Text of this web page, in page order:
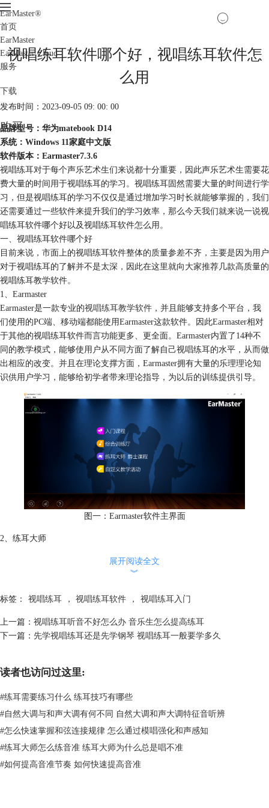
EarMaster®
首页
EarMaster
EarMaster Cloud
服务
下载
购买
视唱练耳软件哪个好，视唱练耳软件怎
么用
发布时间：2023-09-05 09: 00: 00
品牌型号：华为matebook D14
系统：Windows 11家庭中文版
软件版本：Earmaster7.3.6
视唱练耳对于每个声乐艺术生们来说都十分重要，因此声乐艺术生需要花
费大量的时间用于视唱练耳的学习。视唱练耳固然需要大量的时间进行学
习，但是视唱练耳的学习不仅仅是通过增加学习时长就能够掌握的，我们
还需要通过一些软件来提升我们的学习效率，那么今天我们就来说一说视
唱练耳软件哪个好以及视唱练耳软件怎么用。
一、视唱练耳软件哪个好
目前来说，市面上的视唱练耳软件整体的质量参差不齐，主要是因为用户
对于视唱练耳的了解并不是太深，因此在这里就向大家推荐几款高质量的
视唱练耳教学软件。
1、Earmaster
Earmaster是一款专业的视唱练耳教学软件 ，并且能够支持多个平台，我
们使用的PC端、移动端都能使用Earmaster这款软件。因此Earmaster相对
于其他的视唱练耳软件而言功能更多、更全面。Earmaster内置了14种不
同的教学模式，能够使用户从不同方面了解自己视唱练耳的水平，从而做
出相应的改变。并且在理论支撑方面，Earmaster拥有大量的乐理理论知
识供用户学习，能够给初学者带来理论指导，为以后的训练提供引导。
图一：Earmaster软件主界面
2、练耳大师
件。并且也只能在手机端运行，这在一定程度上也限制了它的功能全面
师app内置了大量的音程和和弦辨认的训练，能够让学生随时随地进行视
功能，是一款较为全面的视唱练耳教学软件。
展开阅读全文
︾
标签： 视唱练耳 ， 视唱练耳软件 ， 视唱练耳入门
上一篇： 视唱练耳听音不好怎么办 音乐生怎么提高练耳
下一篇： 先学视唱练耳还是先学钢琴 视唱练耳一般要学多久
读者也访问过这里:
#练耳需要练习什么 练耳技巧有哪些
#自然大调与和声大调有何不同 自然大调和声大调特征音听辨
#怎么快速掌握和弦连接规律 怎么通过模唱强化和声感知
#练耳大师怎么练音准 练耳大师为什么总是唱不准
#如何提高音准节奏 如何快速提高音准